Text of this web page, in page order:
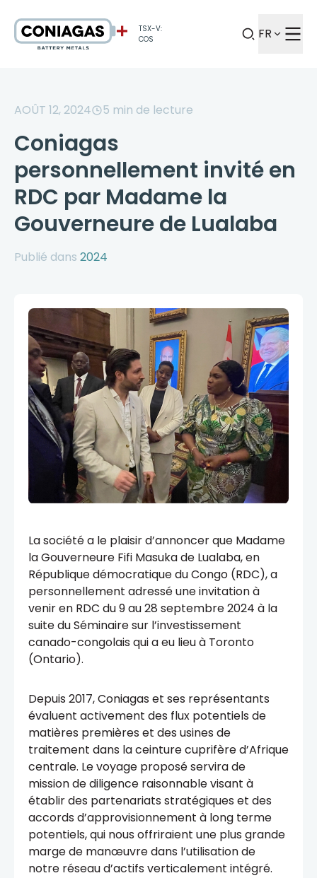
TSX-V:
COS
FR
AOÛT 12, 2024 5 min de lecture
Coniagas
personnellement invité en
RDC par Madame la
Gouverneure de Lualaba
Publié dans 2024
La société a le plaisir d’annoncer que Madame
la Gouverneure Fifi Masuka de Lualaba, en
République démocratique du Congo (RDC), a
personnellement adressé une invitation à
venir en RDC du 9 au 28 septembre 2024 à la
suite du Séminaire sur l’investissement
canado-congolais qui a eu lieu à Toronto
(Ontario).
Depuis 2017, Coniagas et ses représentants
évaluent activement des flux potentiels de
matières premières et des usines de
traitement dans la ceinture cuprifère d’Afrique
centrale. Le voyage proposé servira de
mission de diligence raisonnable visant à
établir des partenariats stratégiques et des
accords d’approvisionnement à long terme
potentiels, qui nous offriraient une plus grande
marge de manœuvre dans l’utilisation de
notre réseau d’actifs verticalement intégré.